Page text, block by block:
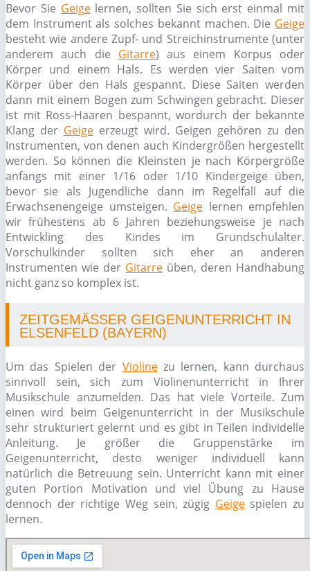
Bevor Sie Geigelernen, sollten Sie sich erst einmal mit
dem Instrument als solches bekannt machen. Die Geige
besteht wie andere Zupf- und Streichinstrumente (unter
anderem auch die Gitarre) aus einem Korpus oder
Körper und einem Hals. Es werden vier Saiten vom
Körper über den Hals gespannt. Diese Saiten werden
dann mit einem Bogen zum Schwingen gebracht. Dieser
ist mit Ross-Haaren bespannt, wordurch der bekannte
Klang der Geige erzeugt wird. Geigen gehören zu den
Instrumenten, von denen auch Kindergrößen hergestellt
werden. So können die Kleinsten je nach Körpergröße
anfangs mit einer 1/16 oder 1/10 Kindergeige üben,
bevor sie als Jugendliche dann im Regelfall auf die
Erwachsenengeige umsteigen. Geige lernen empfehlen
wir frühestens ab 6 Jahren beziehungsweise je nach
Entwickling des Kindes im Grundschulalter.
Vorschulkinder sollten sich eher an anderen
Instrumenten wie der Gitarre üben, deren Handhabung
nicht ganz so komplex ist.
ZEITGEMÄSSER GEIGENUNTERRICHT IN E
LSENFELD (BAYERN)
Um das Spielen der Violinezu lernen, kann durchaus
sinnvoll sein, sich zum Violinenunterricht in Ihrer
Musikschule anzumelden. Das hat viele Vorteile. Zum
einen wird beim Geigenunterricht in der Musikschule
sehr strukturiert gelernt und es gibt in Teilen individelle
Anleitung. Je größer die Gruppenstärke im
Geigenunterricht, desto weniger individuell kann
natürlich die Betreuung sein. Unterricht kann mit einer
guten Portion Motivation und viel Übung zu Hause
dennoch der richtige Weg sein, zügig Geigespielen zu
lernen.